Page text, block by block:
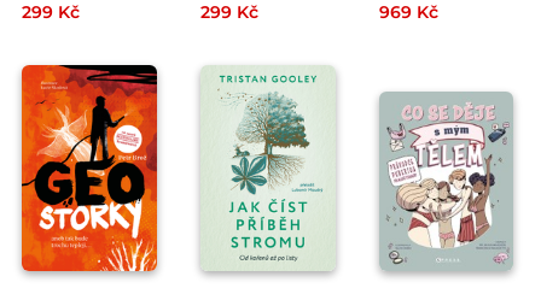
299 Kč 299 Kč 969 Kč